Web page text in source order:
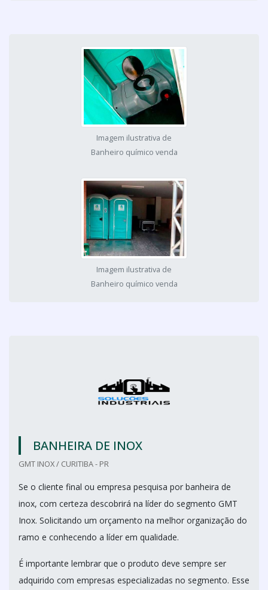
Imagem ilustrativa de
Banheiro químico venda
Imagem ilustrativa de
Banheiro químico venda
BANHEIRA DE INOX
GMT INOX / CURITIBA - PR
Se o cliente final ou empresa pesquisa por banheira de
inox, com certeza descobrirá na líder do segmento GMT
Inox. Solicitando um orçamento na melhor organização do
ramo e conhecendo a líder em qualidade.
É importante lembrar que o produto deve sempre ser
adquirido com empresas especializadas no segmento. Esse